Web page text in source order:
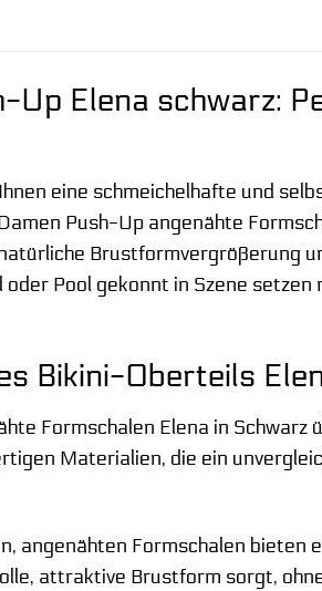
Up Elena schwarz:
eine schmeichelhafte und
Push-Up angenähte
Brustformvergrößerung
Pool gekonnt in Szene
Bikini-Oberteils
Formschalen Elena in
Materialien, die ein
angenähten Formschalen bieten
attraktive Brustform sorgt,